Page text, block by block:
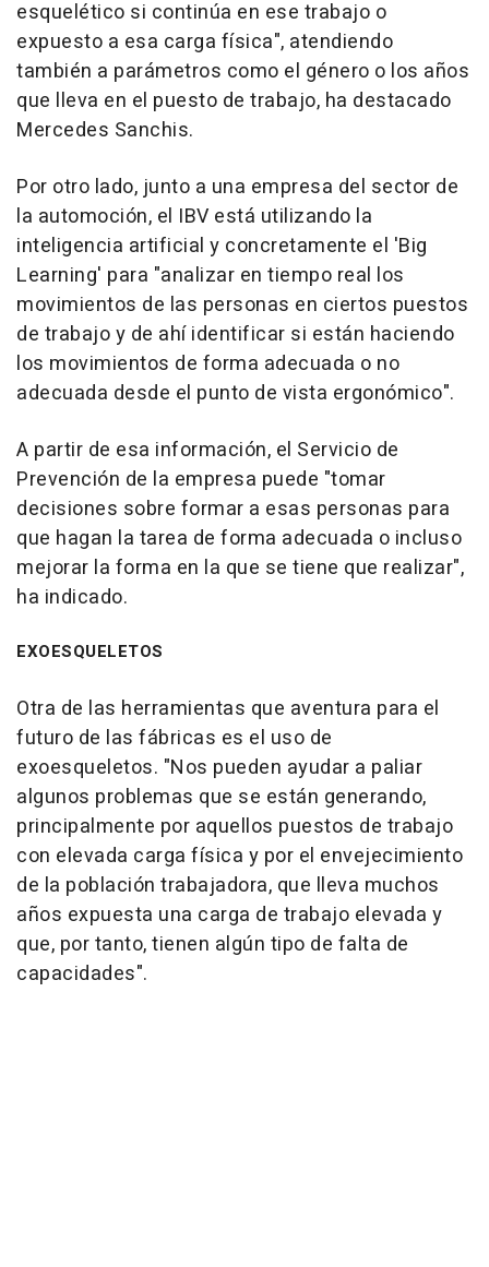
esquelético si continúa en ese trabajo o
expuesto a esa carga física", atendiendo
también a parámetros como el género o los años
que lleva en el puesto de trabajo, ha destacado
Mercedes Sanchis.
Por otro lado, junto a una empresa del sector de
la automoción, el IBV está utilizando la
inteligencia artificial y concretamente el 'Big
Learning' para "analizar en tiempo real los
movimientos de las personas en ciertos puestos
de trabajo y de ahí identificar si están haciendo
los movimientos de forma adecuada o no
adecuada desde el punto de vista ergonómico".
A partir de esa información, el Servicio de
Prevención de la empresa puede "tomar
decisiones sobre formar a esas personas para
que hagan la tarea de forma adecuada o incluso
mejorar la forma en la que se tiene que realizar",
ha indicado.
EXOESQUELETOS
Otra de las herramientas que aventura para el
futuro de las fábricas es el uso de
exoesqueletos. "Nos pueden ayudar a paliar
algunos problemas que se están generando,
principalmente por aquellos puestos de trabajo
con elevada carga física y por el envejecimiento
de la población trabajadora, que lleva muchos
años expuesta una carga de trabajo elevada y
que, por tanto, tienen algún tipo de falta de
capacidades".